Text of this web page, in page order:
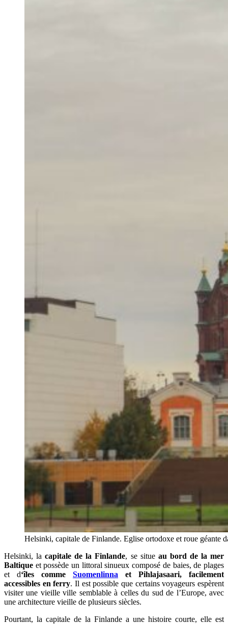
Helsinki, capitale de Finlande. Eglise ortodoxe et roue géante
Helsinki, lacapitale de la Finlande, se situe au bord de la mer
Baltique et possède un littoral sinueux composé de baies, de plages
et d‘îles comme Suomenlinna et Pihlajasaari, facilement
accessibles en ferry. Il est possible que certains voyageurs espèrent
visiter une vieille ville semblable à celles du sud de l’Europe, avec
une architecture vieille de plusieurs siècles.
Pourtant, la capitale de la Finlande a une histoire courte, elle est